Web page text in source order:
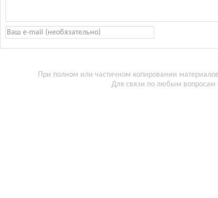
При полном или частичном копировании
Для связи по любым